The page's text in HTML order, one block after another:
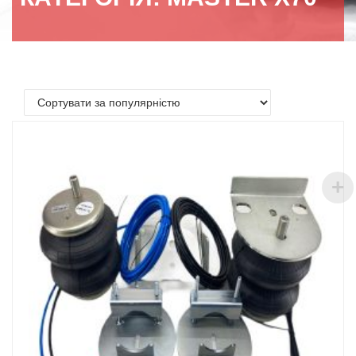
м.Львів, вул. Городоцька 207
Графік роботи пн-пт 9.00-18.00
Умовиповерненнятовару
Доставка та оплата
Інжиніринг
Легкові авто
Вантажні авто
Про нас